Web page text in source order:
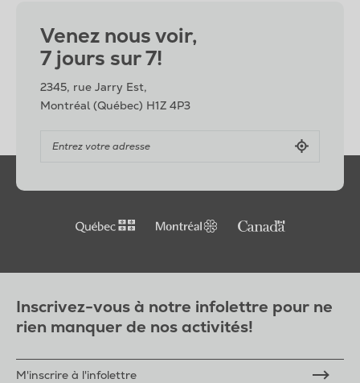
Venez nous voir,
7 jours sur 7!
2345, rue Jarry Est,
Montréal (Québec) H1Z 4P3
Inscrivez-vous à notre infolettre pour ne
rien manquer de nos activités!
M'inscrire à l'infolettre